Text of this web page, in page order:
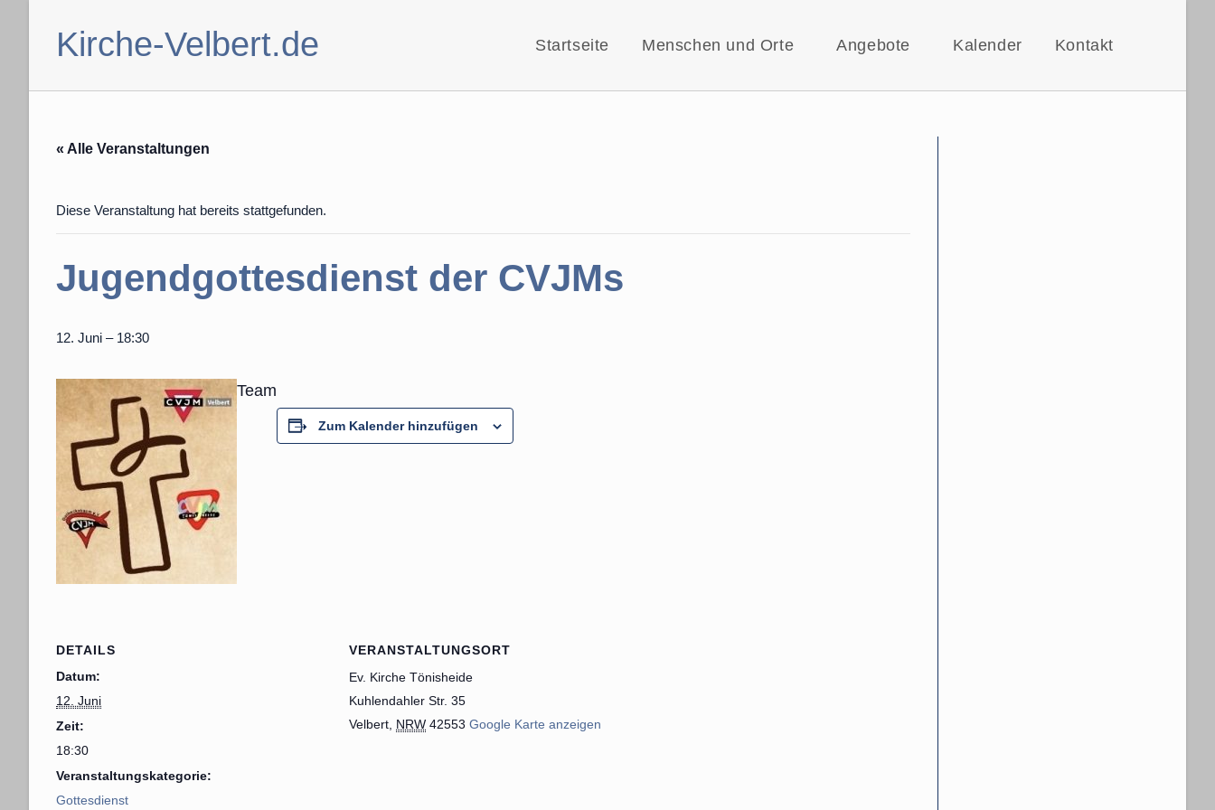
Kirche-Velbert.de Startseite Menschen und Orte Angebote Kalender Kontakt
« Alle Veranstaltungen
Diese Veranstaltung hat bereits stattgefunden.
Jugendgottesdienst der CVJMs
12. Juni – 18:30
Team
Zum Kalender hinzufügen
DETAILS
Datum:
12. Juni
Zeit:
18:30
Veranstaltungskategorie:
Gottesdienst
VERANSTALTUNGSORT
Ev. Kirche Tönisheide
Kuhlendahler Str. 35
Velbert NRW 42553 Google Karte anzeigen